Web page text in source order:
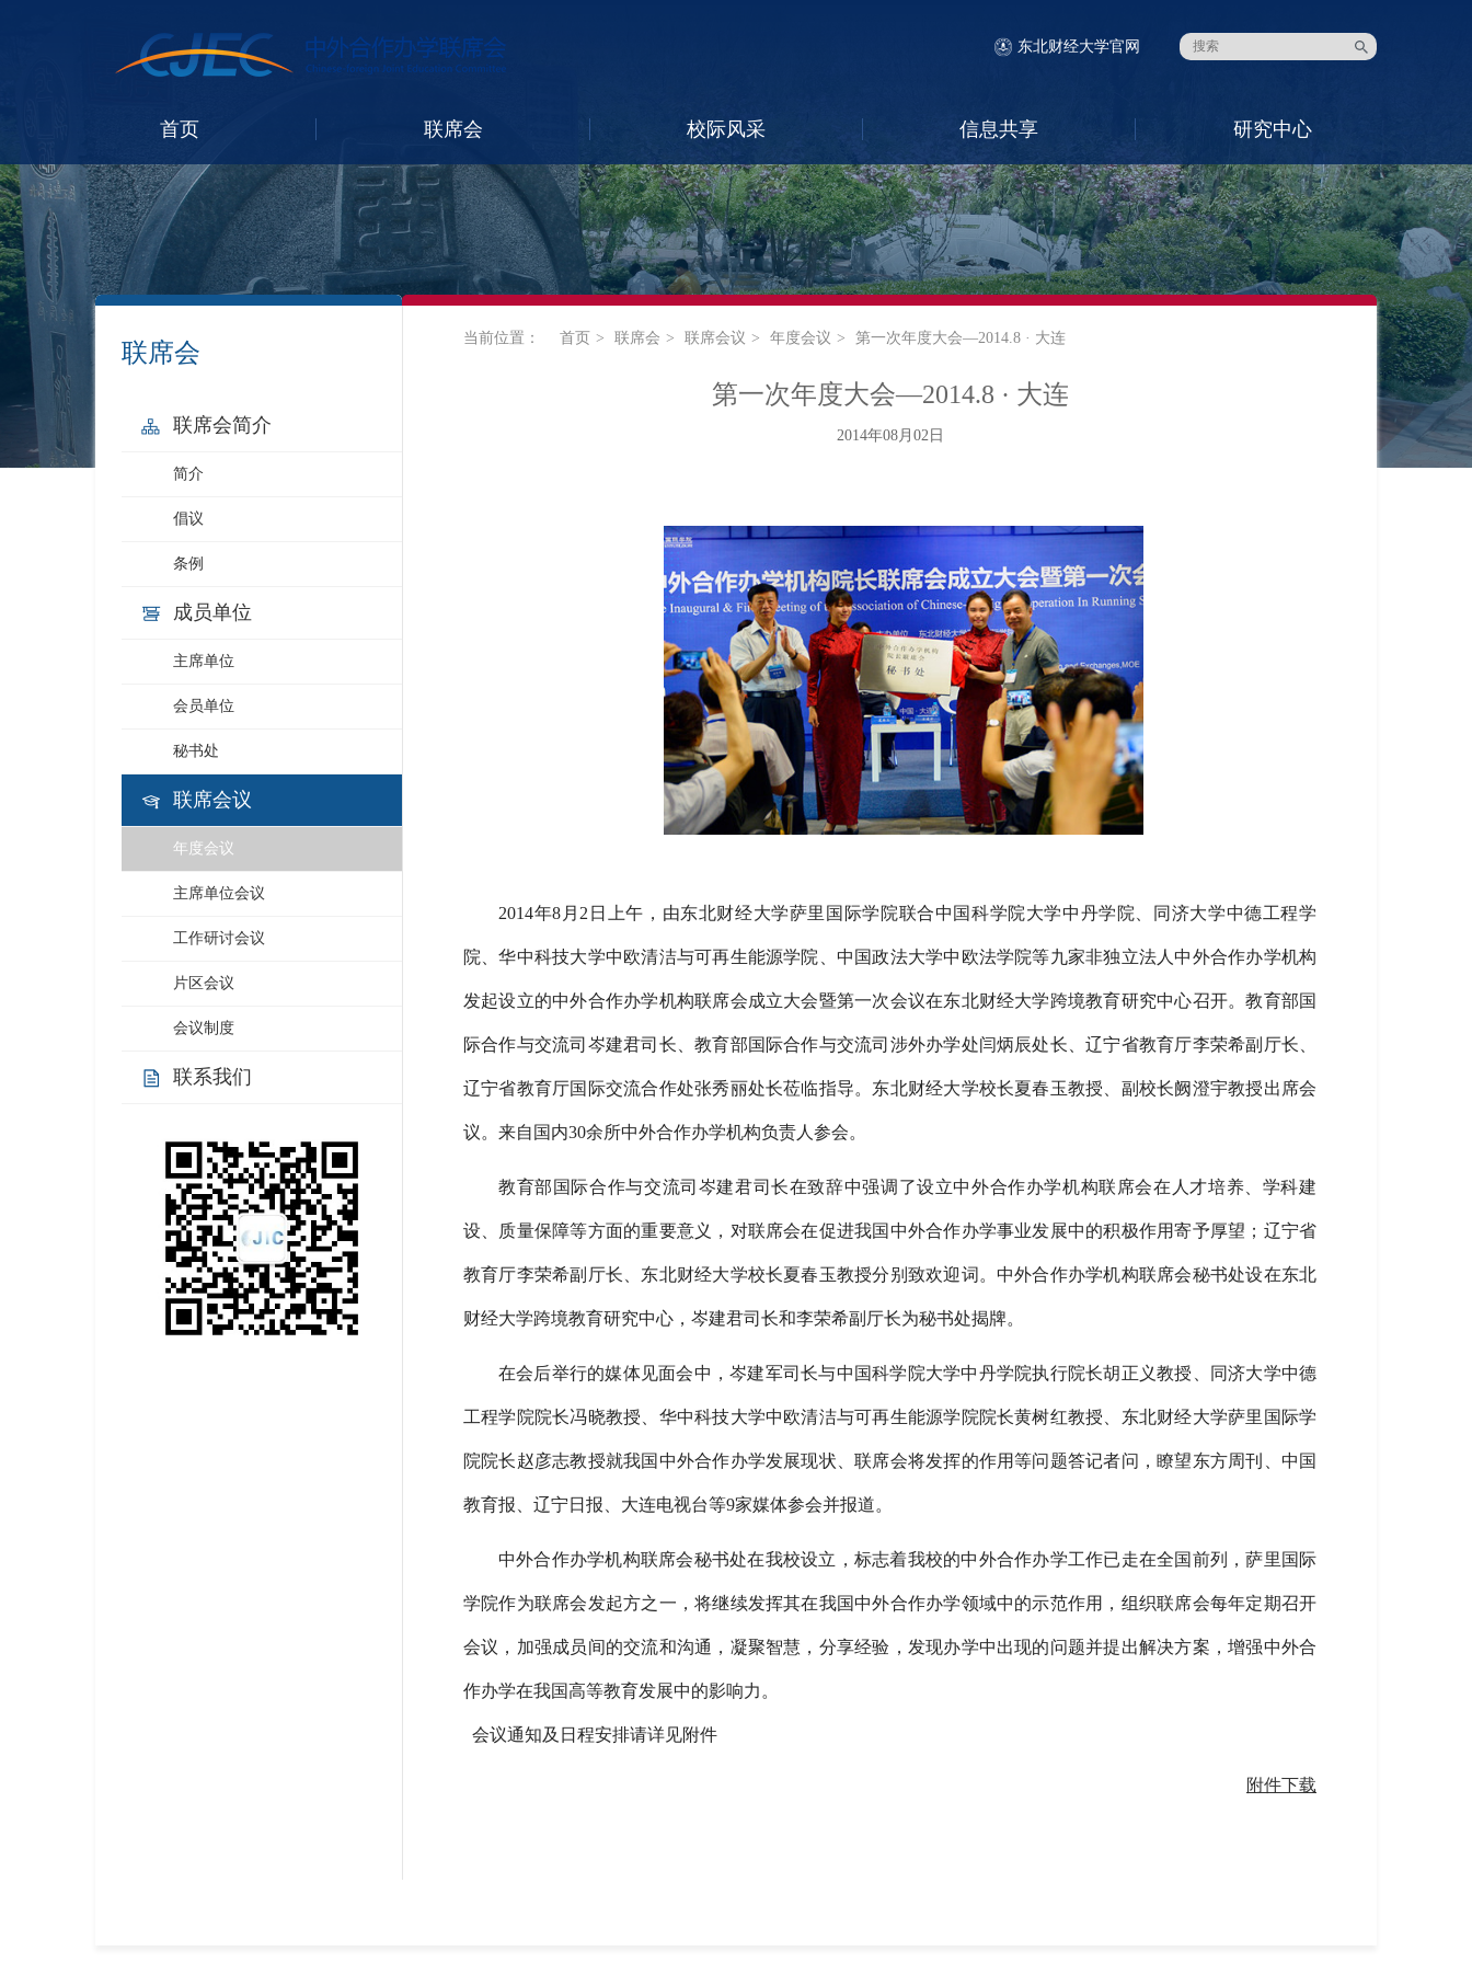
东北财经大学官网
首页 联席会 校际风采 信息共享 研究中心
联席会
联席会简介
简介
倡议
条例
成员单位
主席单位
会员单位
秘书处
联席会议
年度会议
主席单位会议
工作研讨会议
片区会议
会议制度
联系我们
当前位置： 首页 联席会 联席会议 年度会议 第一次年度大会—2014.8 · 大连
第一次年度大会—2014.8 · 大连
2014年08月02日
2014年8月2日上午，由东北财经大学萨里国际学院联合中国科学院大学中丹学院、同济大学中德工程学
院、华中科技大学中欧清洁与可再生能源学院、中国政法大学中欧法学院等九家非独立法人中外合作办学机构
发起设立的中外合作办学机构联席会成立大会暨第一次会议在东北财经大学跨境教育研究中心召开。教育部国
际合作与交流司岑建君司长、教育部国际合作与交流司涉外办学处闫炳辰处长、辽宁省教育厅李荣希副厅长、
辽宁省教育厅国际交流合作处张秀丽处长莅临指导。东北财经大学校长夏春玉教授、副校长阙澄宇教授出席会
议。来自国内30余所中外合作办学机构负责人参会。
教育部国际合作与交流司岑建君司长在致辞中强调了设立中外合作办学机构联席会在人才培养、学科建
设、质量保障等方面的重要意义，对联席会在促进我国中外合作办学事业发展中的积极作用寄予厚望；辽宁省
教育厅李荣希副厅长、东北财经大学校长夏春玉教授分别致欢迎词。中外合作办学机构联席会秘书处设在东北
财经大学跨境教育研究中心，岑建君司长和李荣希副厅长为秘书处揭牌。
在会后举行的媒体见面会中，岑建军司长与中国科学院大学中丹学院执行院长胡正义教授、同济大学中德
工程学院院长冯晓教授、华中科技大学中欧清洁与可再生能源学院院长黄树红教授、东北财经大学萨里国际学
院院长赵彦志教授就我国中外合作办学发展现状、联席会将发挥的作用等问题答记者问，瞭望东方周刊、中国
教育报、辽宁日报、大连电视台等9家媒体参会并报道。
中外合作办学机构联席会秘书处在我校设立，标志着我校的中外合作办学工作已走在全国前列，萨里国际
学院作为联席会发起方之一，将继续发挥其在我国中外合作办学领域中的示范作用，组织联席会每年定期召开
会议，加强成员间的交流和沟通，凝聚智慧，分享经验，发现办学中出现的问题并提出解决方案，增强中外合
作办学在我国高等教育发展中的影响力。
会议通知及日程安排请详见附件
附件下载